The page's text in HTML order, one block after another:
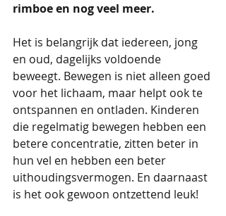
rimboe en nog veel meer.
Het is belangrijk dat iedereen, jong
en oud, dagelijks voldoende
beweegt. Bewegen is niet alleen goed
voor het lichaam, maar helpt ook te
ontspannen en ontladen. Kinderen
die regelmatig bewegen hebben een
betere concentratie, zitten beter in
hun vel en hebben een beter
uithoudingsvermogen. En daarnaast
is het ook gewoon ontzettend leuk!